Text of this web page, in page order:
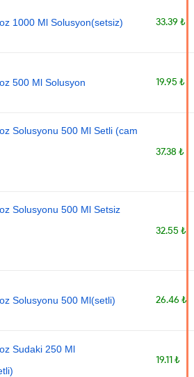
1000 Ml Solusyon(setsiz) 33.39 ₺
500 Ml Solusyon 19.95 ₺
Solusyonu 500 Ml Setli (cam
37.38 ₺
Solusyonu 500 Ml Setsiz
32.55 ₺
Solusyonu 500 Ml(setli) 26.46 ₺
Sudaki 250 Ml
19.11 ₺